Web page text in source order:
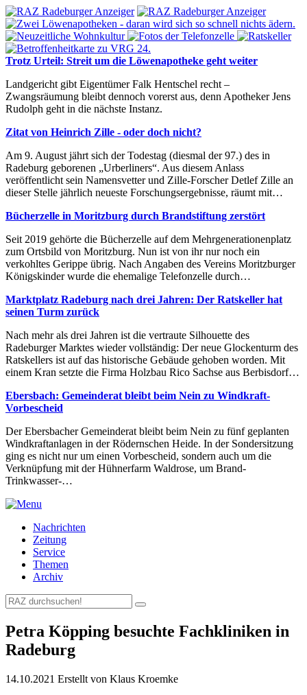
Trotz Urteil: Streit um die Löwenapotheke geht weiter
Landgericht gibt Eigentümer Falk Hentschel recht –
Zwangsräumung bleibt dennoch vorerst aus, denn Apotheker Jens
Rudolph geht in die nächste Instanz.
Zitat von Heinrich Zille - oder doch nicht?
Am 9. August jährt sich der Todestag (diesmal der 97.) des in
Radeburg geborenen „Urberliners“. Aus diesem Anlass
veröffentlicht sein Namensvetter und Zille-Forscher Detlef Zille an
dieser Stelle jährlich neueste Forschungsergebnisse, räumt mit…
Bücherzelle in Moritzburg durch Brandstiftung zerstört
Seit 2019 gehörte die Bücherzelle auf dem Mehrgenerationenplatz
zum Ortsbild von Moritzburg. Nun ist von ihr nur noch ein
verkohltes Gerippe übrig. Nach Angaben des Vereins Moritzburger
Königskinder wurde die ehemalige Telefonzelle durch…
Marktplatz Radeburg nach drei Jahren: Der Ratskeller hat
seinen Turm zurück
Nach mehr als drei Jahren ist die vertraute Silhouette des
Radeburger Marktes wieder vollständig: Der neue Glockenturm des
Ratskellers ist auf das historische Gebäude gehoben worden. Mit
einem Kran setzte die Firma Holzbau Rico Sachse aus Berbisdorf…
Ebersbach: Gemeinderat bleibt beim Nein zu Windkraft-
Vorbescheid
Der Ebersbacher Gemeinderat bleibt beim Nein zu fünf geplanten
Windkraftanlagen in der Rödernschen Heide. In der Sondersitzung
ging es nicht nur um einen Vorbescheid, sondern auch um die
Verknüpfung mit der Hühnerfarm Waldrose, um Brand-
Trinkwasser-…
Nachrichten
Zeitung
Service
Themen
Archiv
Petra Köpping besuchte Fachkliniken in
Radeburg
14.10.2021 Erstellt von Klaus Kroemke